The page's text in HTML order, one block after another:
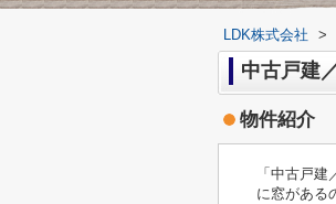
LDK株式会社 >
中古戸建
物件紹介
「中古戸
に窓がある